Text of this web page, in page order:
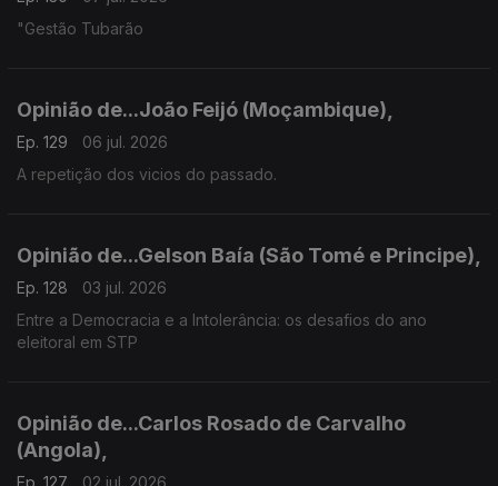
"Gestão Tubarão
Opinião de...João Feijó (Moçambique),
Ep. 129
06 jul. 2026
A repetição dos vicios do passado.
Opinião de...Gelson Baía (São Tomé e Principe),
Ep. 128
03 jul. 2026
Entre a Democracia e a Intolerância: os desafios do ano
eleitoral em STP
Opinião de...Carlos Rosado de Carvalho
(Angola),
Ep. 127
02 jul. 2026